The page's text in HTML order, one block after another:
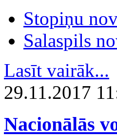
Stopiņu
Salaspils
Lasīt vairāk...
29.11.2017
Nacionālās